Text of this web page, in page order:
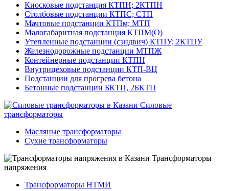
Киосковые подстанция КТПН; 2КТПН
Столбовые подстанции КТПС; СТП
Мачтовые подстанции КТПм; МТП
Малогабаритная подстанция КТПМ(О)
Утепленные подстанции (сэндвич) КТПУ; 2КТПУ
Железнодорожные подстанции МТПЖ
Контейнерные подстанции КТПН
Внутрицеховые подстанции КТП-ВЦ
Подстанции для прогрева бетона
Бетонные подстанции БКТП, 2БКТП
Силовые
трансформаторы
Масляные трансформаторы
Сухие трансформаторы
Трансформаторы
напряжения
Трансформаторы НТМИ